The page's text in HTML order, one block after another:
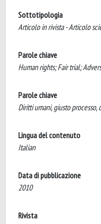
Sottotipologia
Articolo in rivista - Articolo
Parole chiave
Human rights; Fair trial;
Parole chiave
Diritti umani, giusto
Lingua del contenuto
Italian
Data di pubblicazione
2010
Rivista